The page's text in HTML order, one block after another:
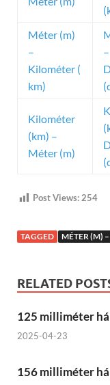
Méter (m)
–
Kilométer (
km)
–
Kilométer
(km) –
Méter (m)
Post Views:254
TAGGED MÉTER (M)
RELATED
125 milliméter
2025-04-23
156 milliméter